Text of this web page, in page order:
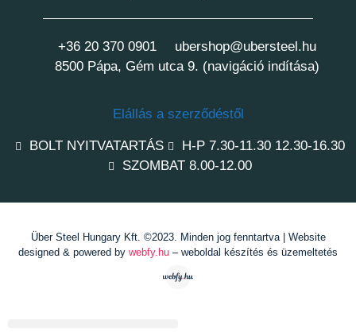
+36 20 370 0901
ubershop@ubersteel.hu
8500 Pápa, Gém utca 9. (navigáció indítása)
Elállás a szerződéstől
BOLT NYITVATARTÁS
H-P 7.30-11.30 12.30-16.30
SZOMBAT 8.00-12.00
Über Steel Hungary Kft. ©2023. Minden jog fenntartva | Website
designed & powered by webfy.hu – weboldal készítés és üzemeltetés